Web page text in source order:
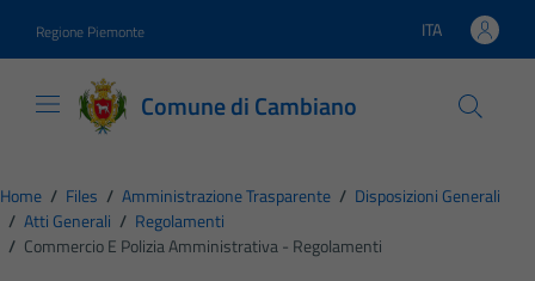
Regione Piemonte Lingua attiva:
ITA
Comune di Cambiano
Home / Files / Amministrazione Trasparente / Disposizioni Generali
/ Atti Generali / Regolamenti
/ Commercio E Polizia Amministrativa - Regolamenti